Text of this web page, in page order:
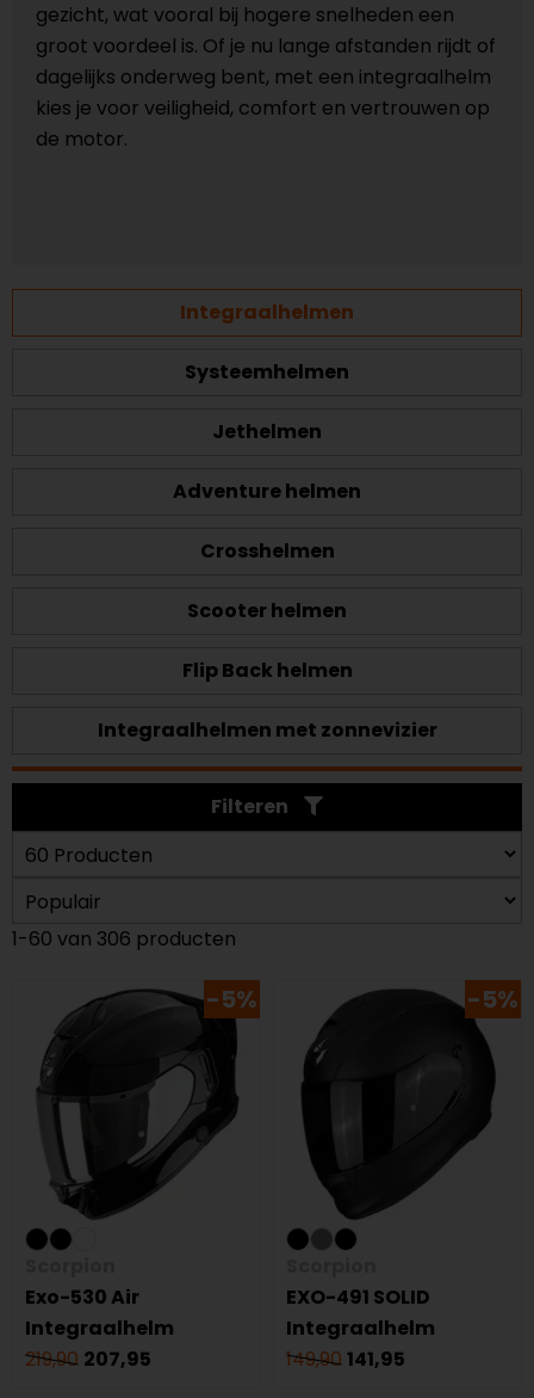
gezicht, wat vooral bij hogere snelheden een
groot voordeel is. Of je nu lange afstanden rijdt of
dagelijks onderweg bent, met een integraalhelm
kies je voor veiligheid, comfort en vertrouwen op
de motor.
Integraalhelmen
Systeemhelmen
Jethelmen
Adventure helmen
Crosshelmen
Scooter helmen
Flip Back helmen
Integraalhelmen met zonnevizier
Filteren
1-60 van 306 producten
-5%
Exo-530 Air
Integraalhelm
219,90 207,95
-5%
EXO-491 SOLID
Integraalhelm
149,90 141,95